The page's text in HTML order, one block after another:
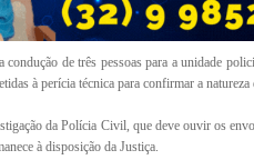
condução de três pessoas para a unidade
à perícia técnica para confirmar a natureza
da Polícia Civil, que deve ouvir os
à disposição da Justiça.